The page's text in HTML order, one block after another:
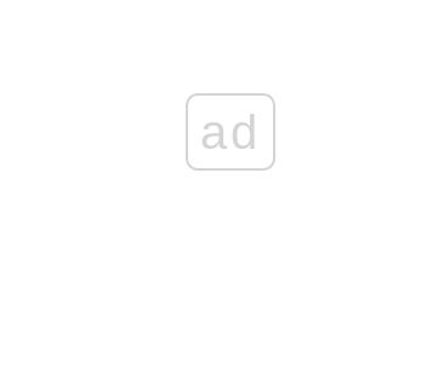
น้ำท่วม 54: ผิดหวังกับการจัดตั้งศูนย์ของ
กลาโหมและกองทัพไท
ad